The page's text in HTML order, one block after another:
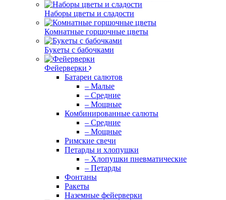
Наборы цветы и сладости
Комнатные горшочные цветы
Букеты с бабочками
Фейерверки
Батареи салютов
– Малые
– Средние
– Мощные
Комбинированные салюты
– Средние
– Мощные
Римские свечи
Петарды и хлопушки
– Хлопушки пневматические
– Петарды
Фонтаны
Ракеты
Наземные фейерверки